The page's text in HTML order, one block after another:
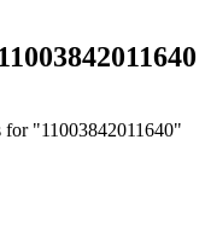
for "11003842011640"